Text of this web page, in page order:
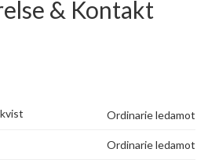
& Kontakt
Ordinarie ledamot
Ordinarie ledamot